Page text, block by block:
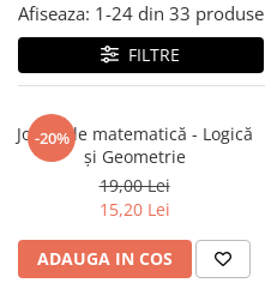
Cultură generală
Cărți pentru copii
Drept/Legislație
Gastronomie
Afiseaza: 1-24 din 33 produse
FILTRE
-20%
Jocuri de matematică - Logică
și Geometrie
19,00 Lei
15,20 Lei
ADAUGA IN COS